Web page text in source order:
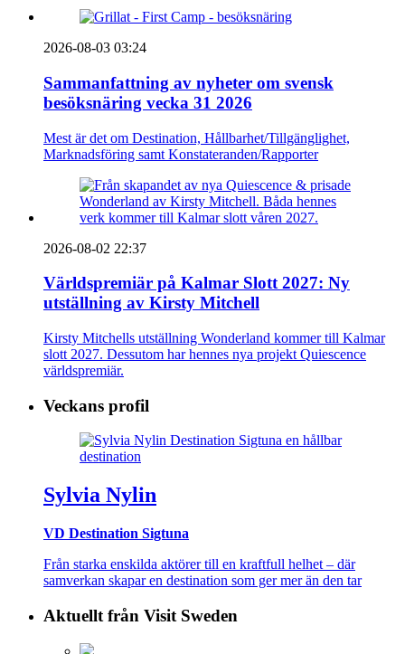
2026-08-03 03:24
Sammanfattning av nyheter om svensk
besöksnäring vecka 31 2026
Mest är det om Destination, Hållbarhet/Tillgänglighet,
Marknadsföring samt Konstateranden/Rapporter
2026-08-02 22:37
Världspremiär på Kalmar Slott 2027: Ny
utställning av Kirsty Mitchell
Kirsty Mitchells utställning Wonderland kommer till Kalmar
slott 2027. Dessutom har hennes nya projekt Quiescence
världspremiär.
Veckans profil
Sylvia Nylin
VD Destination Sigtuna
Från starka enskilda aktörer till en kraftfull helhet – där
samverkan skapar en destination som ger mer än den tar
Aktuellt från Visit Sweden